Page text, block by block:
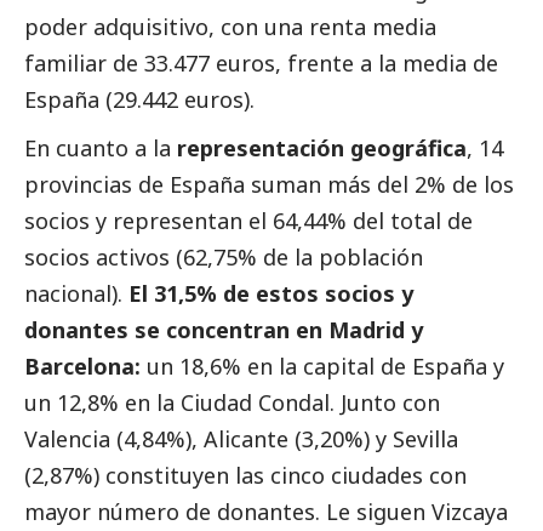
poder adquisitivo, con una renta media
familiar de 33.477 euros, frente a la media de
España (29.442 euros).
En cuanto a la representación geográfica, 14
provincias de España suman más del 2% de los
socios y representan el 64,44% del total de
socios activos (62,75% de la población
nacional). El 31,5% de estos socios y
donantes se concentran en Madrid y
Barcelona: un 18,6% en la capital de España y
un 12,8% en la Ciudad Condal. Junto con
Valencia (4,84%), Alicante (3,20%) y Sevilla
(2,87%) constituyen las cinco ciudades con
mayor número de donantes. Le siguen Vizcaya